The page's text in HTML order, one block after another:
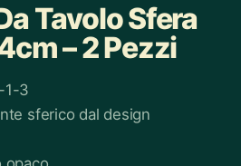
Tavolo Sfera
– 2 Pezzi
1-3
sferico dal design